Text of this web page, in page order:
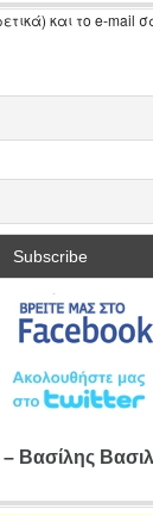
και το e-mail
Βασίλης